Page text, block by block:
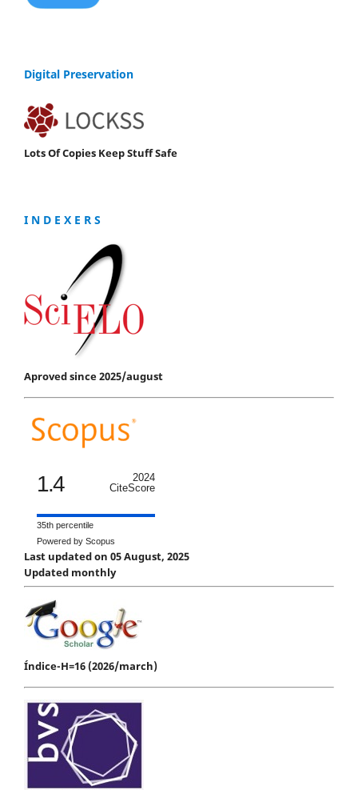
Digital Preservation
Lots Of Copies Keep Stuff Safe
I N D E X E R S
Aproved since 2025/august
1.4
2024
CiteScore
35th percentile
Powered by Scopus
Last updated on 05 August, 2025
Updated monthly
Índice-H=16 (2026/march)